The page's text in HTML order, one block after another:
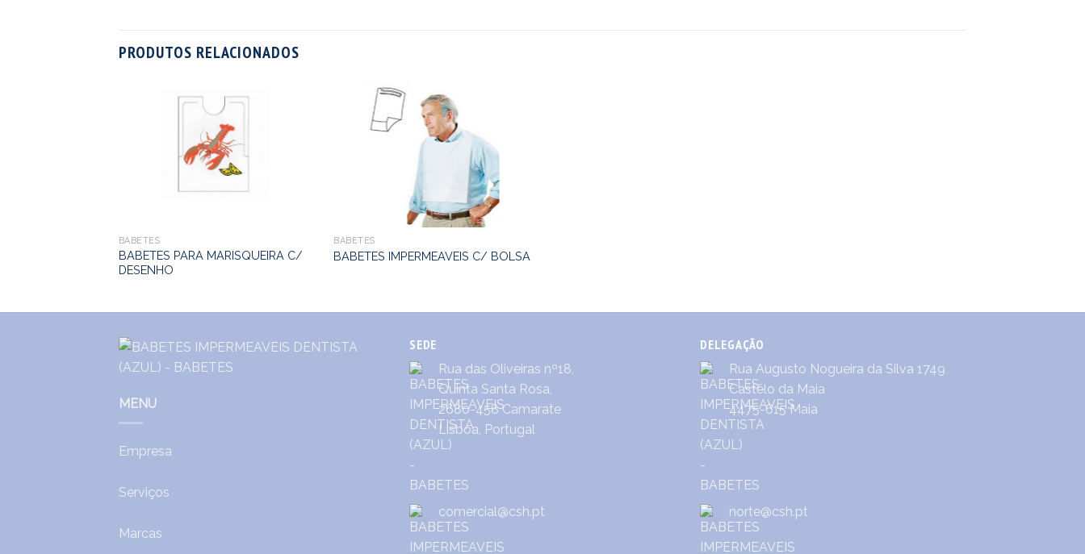
PRODUTOS RELACIONADOS
BABETES
BABETES PARA MARISQUEIRA C/
DESENHO
BABETES
BABETES IMPERMEAVEIS C/ BOLSA
MENU
Empresa
Serviços
Marcas
SEDE
Rua das Oliveiras nº18,
Quinta Santa Rosa,
2680-458 Camarate
Lisboa, Portugal
comercial@csh.pt
DELEGAÇÃO
Rua Augusto Nogueira da Silva 1749
Castêlo da Maia
4475-615 Maia
norte@csh.pt